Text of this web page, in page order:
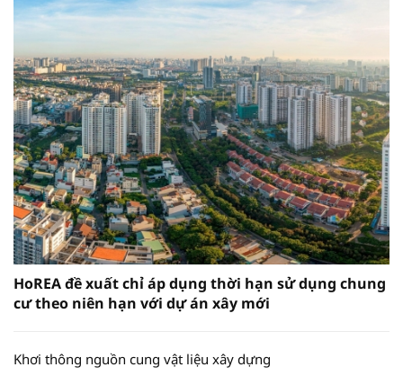
HoREA đề xuất chỉ áp dụng thời hạn sử dụng chung
cư theo niên hạn với dự án xây mới
Khơi thông nguồn cung vật liệu xây dựng